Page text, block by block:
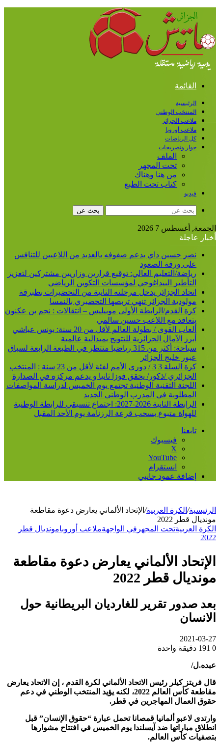
القائمة
الرئيسية
المنتخب الوطني
ملاعب الجزائر
ملاعب أوروبا
كل الرياضات
حوار وتصريحات
الملف
تحت المجهر
من هنا وهناك
كتاب تحت الطبع
فيديو
بحث عن
أغسطس 7 2026
عاجلة
نصر حسين داي يدعم صفوفه بالعديد من اللاعبين للتنافس
على ورقة الصعود
رياضة/التعليم العالي: توقيع قرارين وزاريين مشتركين لتعزيز
التأطير البيداغوجي لمؤسسات التكوين الرياضي
اتحاد الجزائر يدخل مرحلته الثانية من التحضيرات بطبرقة
مولودية الجزائر تنهي تربصها التحضيري بالنمسا
كرة القدم/الرابطة الأولى موبيليس – انتقالات : نجم بن عكنون
يتعاقد مع اللاعب حسين سالمي
ألعاب القوى / بطولة العالم لأقل من 20 سنة: يونس عياشي
أبرز الآمال الجزائرية للتتويج بميدالية عالمية
سباحة: أكثر من 315 رياضيا منتظر في الطبعة الرابعة لسباق
عبور خليج الجزائر
كرة السلة 3 3 / دوري الأمم لفئة لأقل من 23 سنة : المنتخب
الجزائري /ذكور/ يحقق فوزا ثانيا و يدعم مركزه في الصدارة
اللجنة التقنية الوطنية تجتمع يوم الخميس لدراسة المواصفات
المطلوبة في المدرب الوطني الجديد
الرابطة الثانية 2026-2027: اجتماع تنسيقي للرابطة الوطنية
للهواة متبوع بسحب قرعة الرزنامة يوم الأحد المقبل
تابعنا
فيسبوك
‫X
‫YouTube
انستقرام
إضافة عمود جانبي
/الكرة العربية/الإتحاد الألماني يعارض دعوة مقاطعة
قطر 2022
العربيةتحت المجهرفي الواجهةملاعب أوروبامونديال قطر
الألماني يعارض دعوة مقاطعة
قطر 2022
صدور تقرير للغارديان البريطانية حول
2021-03-
دقيقة واحدة
فريتز كيلر رئيس الاتحاد الألماني لكرة القدم ، إن الاتحاد يعارض
مقاطعة كأس العالم 2022، لكنه يؤيد المنتخب الوطني في دعم
العمال المهاجرين في قطر.
لاعبو ألمانيا قمصانا تحمل عبارة “حقوق الإنسان” قبل
مباراتها ضد آيسلندا يوم الخميس في افتتاح مشوارها
كأس العالم.